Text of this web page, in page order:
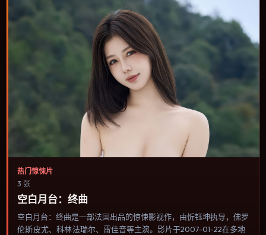
热门惊悚片
3 张
空白月台：终曲
空白月台：终曲是一部法国出品的惊悚影视作，由忻钰坤执导，佛罗
伦斯·皮尤、科林·法瑞尔、雷佳音等主演。影片于2007-01-22在多地